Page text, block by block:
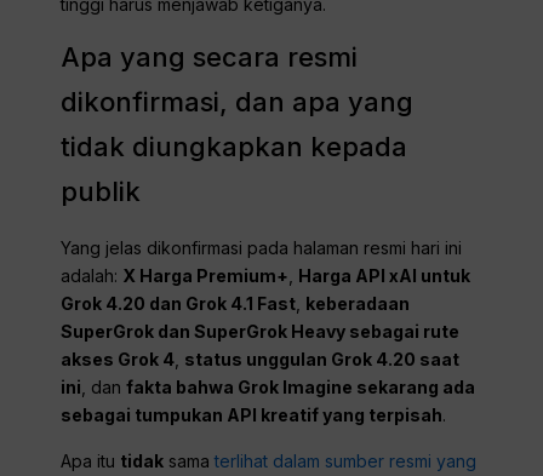
Apa yang secara resmi
dikonfirmasi, dan apa yang
tidak diungkapkan kepada
publik
Yang jelas dikonfirmasi pada halaman resmi hari ini
adalah: X Harga Premium+ Harga API xAI untuk
Grok 4.20 dan Grok 4.1 Fast keberadaan
SuperGrok dan SuperGrok Heavy sebagai rute
akses Grok 4 status unggulan Grok 4.20 saat
ini , dan fakta bahwa Grok Imagine sekarang ada
sebagai tumpukan API kreatif yang terpisah.
Apa itu tidak samaterlihat dalam sumber resmi yang